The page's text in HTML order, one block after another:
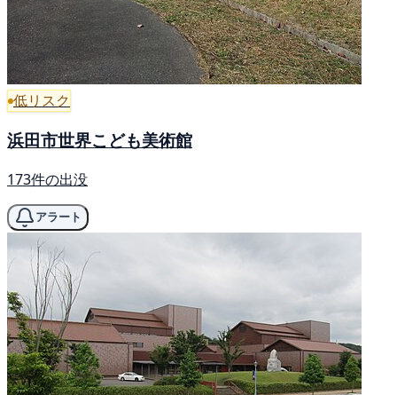
低リスク
浜田市世界こども美術館
173件の出没
アラート